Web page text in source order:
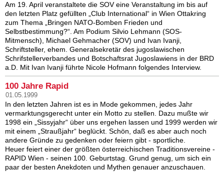
Am 19. April veranstaltete die SOV eine Veranstaltung im bis auf
den letzten Platz gefüllten „Club International“ in Wien Ottakring
zum Thema „Bringen NATO-Bomben Frieden und
Selbstbestimmung?“. Am Podium Silvio Lehmann (SOS-
Mitmensch), Michael Gehmacher (SOV) und Ivan Ivanji,
Schriftsteller, ehem. Generalsekretär des jugoslawischen
Schrifstellerverbandes und Botschaftsrat Jugoslawiens in der BRD
a.D. Mit Ivan Ivanji führte Nicole Hofmann folgendes Interview.
100 Jahre Rapid
01.05.1999
In den letzten Jahren ist es in Mode gekommen, jedes Jahr
vermarktungsgerecht unter ein Motto zu stellen. Dazu mußte wir
1998 ein „Sissyjahr“ über uns ergehen lassen und 1999 werden wir
mit einem „Straußjahr“ beglückt. Schön, daß es aber auch noch
andere Gründe zu gedenken oder feiern gibt - sportliche.
Heuer feiert einer der größten österreichischen Traditionsvereine -
RAPID Wien - seinen 100. Geburtstag. Grund genug, um sich ein
paar der besten Anekdoten und Mythen genauer anzuschauen.